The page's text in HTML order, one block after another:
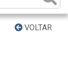
VOLTAR